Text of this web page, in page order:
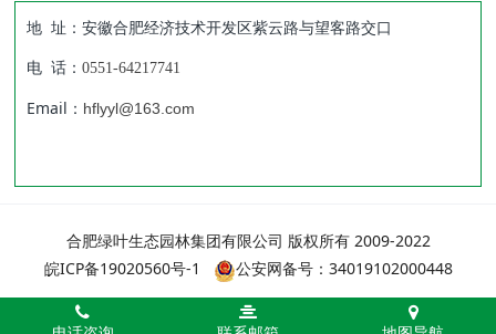
地 址：安徽合肥经济技术开发区紫云路与望客路交口
电 话：0551-64217741
Email： hflyyl@163.com
合肥绿叶生态园林集团有限公司 版权所有 2009-2022
皖ICP备19020560号-1
公安网备号：34019102000448